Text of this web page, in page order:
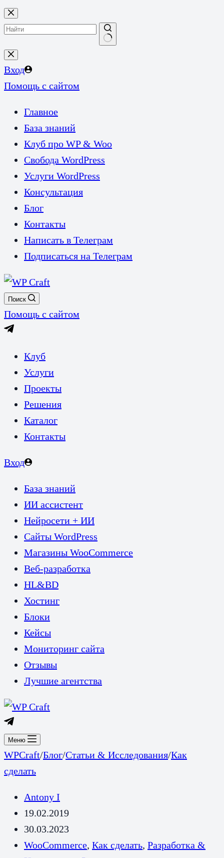
Перейти
к
Ничего
не
найдено
Вход
Помощь с сайтом
Главное
База знаний
Клуб про WP & Woo
Свобода WordPress
Услуги WordPress
Консультация
Блог
Контакты
Написать в Телеграм
Подписаться на Телеграм
Поиск
Помощь с сайтом
Клуб
Услуги
Проекты
Решения
Каталог
Контакты
Вход
База знаний
ИИ ассистент
Нейросети + ИИ
Сайты WordPress
Магазины WooCommerce
Веб-разработка
HL&BD
Хостинг
Блоки
Кейсы
Мониторинг сайта
Отзывы
Лучшие агентства
Меню
WPCraft/Блог/Статьи & Исследования/Как
сделать
Antony I
19.02.2019
30.03.2023
WooCommerce, Как сделать, Разработка &